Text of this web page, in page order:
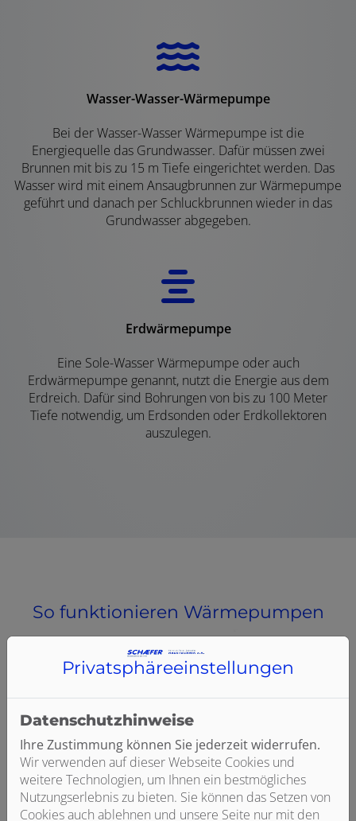
Wasser-Wasser-Wärmepumpe
Bei der Wasser-Wasser Wärmepumpe ist die
Energiequelle das Grundwasser. Dafür müssen zwei
Brunnen mit bis zu 15 m Tiefe eingerichtet werden. Das
Wasser wird mit einem Ansaugbrunnen zur Wärmepumpe
geführt und danach per Schluckbrunnen wieder in das
Grundwasser abgegeben.
Erdwärmepumpe
Eine Sole-Wasser Wärmepumpe oder auch
Erdwärmepumpe genannt, nutzt die Energie aus dem
Erdreich. Dafür sind Bohrungen von bis zu 100 Meter
Tiefe notwendig, um Erdsonden oder Erdkollektoren
auszulegen.
So funktionieren Wärmepumpen
Privatsphäre­einstellungen
Datenschutzhinweise
Ihre Zustimmung können Sie jederzeit widerrufen.
Wir verwenden auf dieser Webseite Cookies und
weitere Technologien, um Ihnen ein bestmögliches
Nutzungserlebnis zu bieten. Sie können das Setzen von
Cookies auch ablehnen und unsere Seite nur mit den